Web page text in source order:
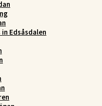
Edsåsdalen